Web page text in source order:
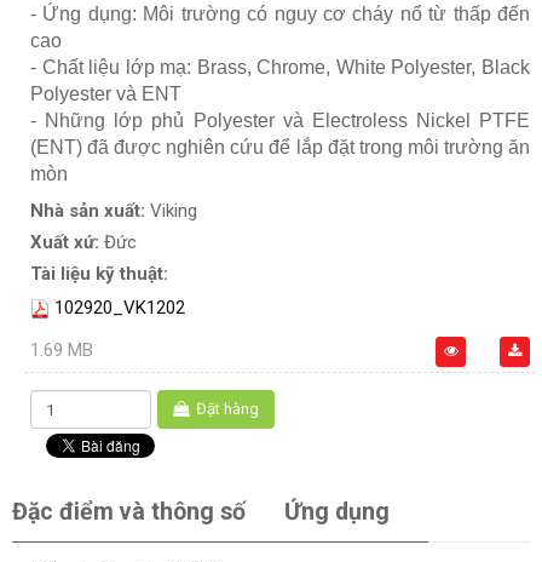
- Ứng dụng: Môi trường có nguy cơ cháy nổ từ thấp đến
cao
- Chất liệu lớp mạ: Brass, Chrome, White Polyester, Black
Polyester và ENT
- Những lớp phủ Polyester và Electroless Nickel PTFE
(ENT) đã được nghiên cứu để lắp đặt trong môi trường ăn
mòn
Nhà sản xuất: Viking
Xuất xứ: Đức
Tài liệu kỹ thuật:
102920_VK1202
1.69 MB
Đặt hàng
Đặc điểm và thông số Ứng dụng